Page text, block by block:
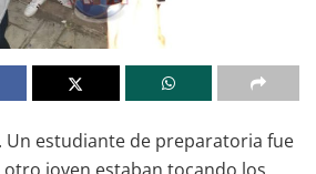
Un estudiante de preparatoria fue